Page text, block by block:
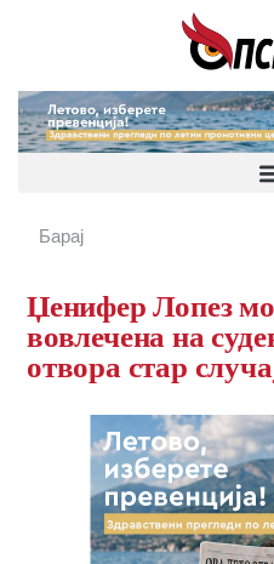
Џенифер Лопез
вовлечена на
отвора стар